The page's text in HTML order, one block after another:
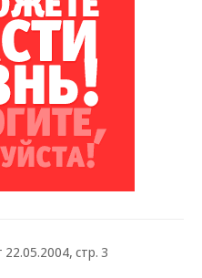
22.05.2004, стр. 3